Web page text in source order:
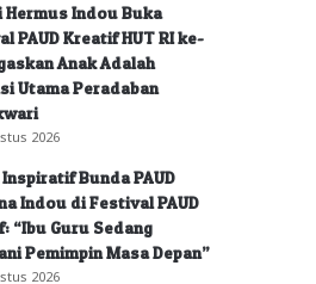
Hermus Indou Buka
PAUD Kreatif HUT RI ke-
Anak Adalah
Utama Peradaban
2026
Bunda PAUD
Indou di Festival PAUD
“Ibu Guru Sedang
Pemimpin Masa Depan”
2026